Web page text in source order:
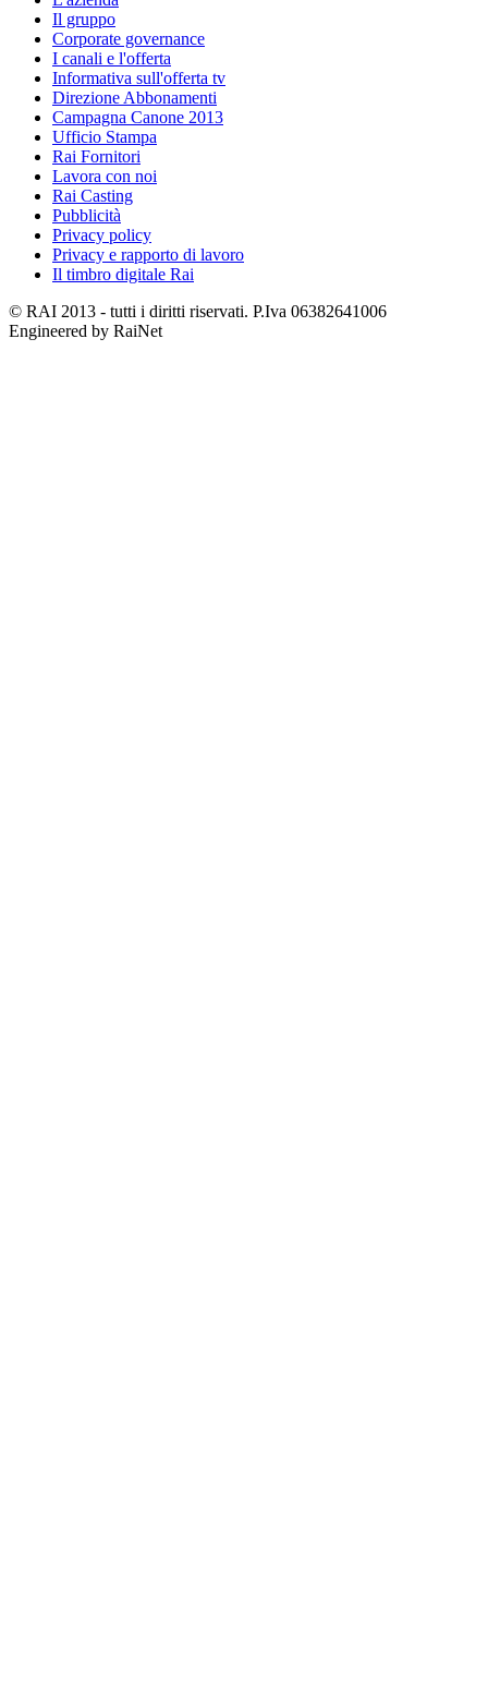
Il gruppo
Corporate governance
I canali e l'offerta
Informativa sull'offerta tv
Direzione Abbonamenti
Campagna Canone 2013
Ufficio Stampa
Rai Fornitori
Lavora con noi
Rai Casting
Pubblicità
Privacy policy
Privacy e rapporto di lavoro
Il timbro digitale Rai
© RAI 2013 - tutti i diritti riservati. P.Iva 06382641006
Engineered by RaiNet